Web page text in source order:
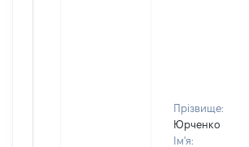
Прізвище:
Юрченко
Ім'я: